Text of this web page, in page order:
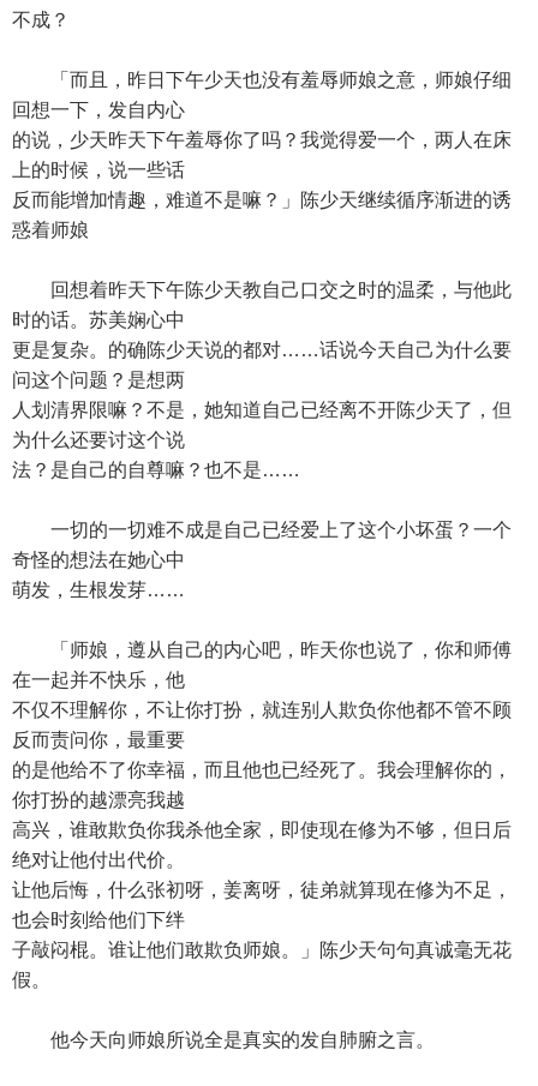
不成？
「而且，昨日下午少天也没有羞辱师娘之意，师娘仔细
回想一下，发自内心
的说，少天昨天下午羞辱你了吗？我觉得爱一个，两人在床
上的时候，说一些话
反而能增加情趣，难道不是嘛？」陈少天继续循序渐进的诱
惑着师娘
回想着昨天下午陈少天教自己口交之时的温柔，与他此
时的话。苏美娴心中
更是复杂。的确陈少天说的都对……话说今天自己为什么要
问这个问题？是想两
人划清界限嘛？不是，她知道自己已经离不开陈少天了，但
为什么还要讨这个说
法？是自己的自尊嘛？也不是……
一切的一切难不成是自己已经爱上了这个小坏蛋？一个
奇怪的想法在她心中
萌发，生根发芽……
「师娘，遵从自己的内心吧，昨天你也说了，你和师傅
在一起并不快乐，他
不仅不理解你，不让你打扮，就连别人欺负你他都不管不顾
反而责问你，最重要
的是他给不了你幸福，而且他也已经死了。我会理解你的，
你打扮的越漂亮我越
高兴，谁敢欺负你我杀他全家，即使现在修为不够，但日后
绝对让他付出代价。
让他后悔，什么张初呀，姜离呀，徒弟就算现在修为不足，
也会时刻给他们下绊
子敲闷棍。谁让他们敢欺负师娘。」陈少天句句真诚毫无花
假。
他今天向师娘所说全是真实的发自肺腑之言。